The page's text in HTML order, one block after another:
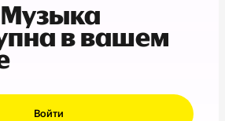
в вашем
Войти